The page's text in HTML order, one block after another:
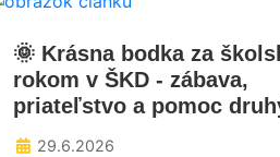
🌞 Krásna bodka za
rokom v ŠKD - zábava,
priateľstvo a pomoc
29.6.2026